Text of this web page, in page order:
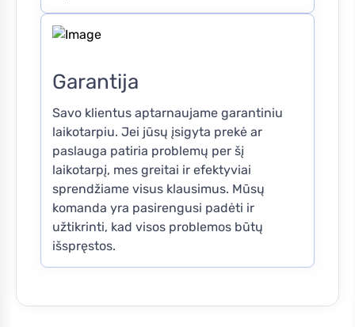
Garantija
Savo klientus aptarnaujame garantiniu
laikotarpiu. Jei jūsų įsigyta prekė ar
paslauga patiria problemų per šį
laikotarpį, mes greitai ir efektyviai
sprendžiame visus klausimus. Mūsų
komanda yra pasirengusi padėti ir
užtikrinti, kad visos problemos būtų
išspręstos.